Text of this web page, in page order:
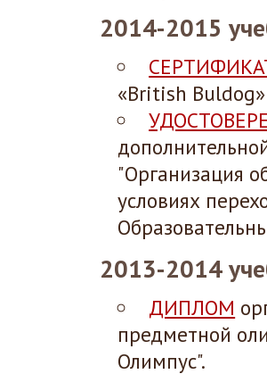
2014-2015
«British
"Организация
условиях
2013-2014
ДИПЛОМ
предметной
Олимпус".